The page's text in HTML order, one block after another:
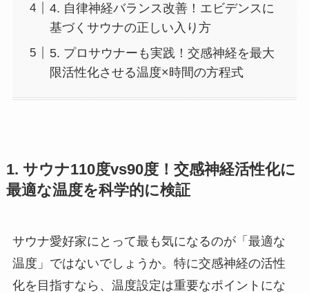
4. 自律神経バランス改善！エビデンスに
基づくサウナの正しい入り方
5. プロサウナーも実践！交感神経を最大
限活性化させる温度×時間の方程式
1. サウナ110度vs90度！交感神経活性化に
最適な温度を科学的に検証
サウナ愛好家にとって最も気になるのが「最適な
温度」ではないでしょうか。特に交感神経の活性
化を目指すなら、温度設定は重要なポイントにな